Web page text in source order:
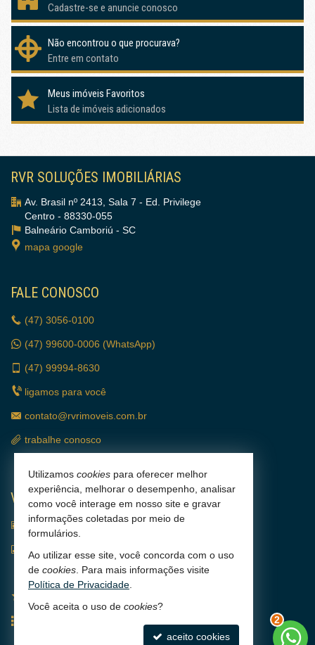
Cadastre-se e anuncie conosco
Não encontrou o que procurava?
Entre em contato
Meus imóveis Favoritos
Lista de imóveis adicionados
RVR SOLUÇÕES IMOBILIÁRIAS
Av. Brasil nº 2413, Sala 7 - Ed. Privilege
Centro - 88330-055
Balneário Camboriú - SC
mapa google
FALE CONOSCO
(47) 3056-0100
(47) 99600-0006 (WhatsApp)
(47) 99994-8630
ligamos para você
contato@rvrimoveis.com.br
trabalhe conosco
VEJA MAIS
receba nosso newsletter
indicadores financeiros
cadastre seu imóvel
2
Utilizamos cookies para oferecer melhor
experiência, melhorar o desempenho, analisar
como você interage em nosso site e gravar
informações coletadas por meio de
formulários.
Ao utilizar esse site, você concorda com o uso
de cookies . Para mais informações visite
Política de Privacidade
Você aceita o uso de cookies?
aceito cookies